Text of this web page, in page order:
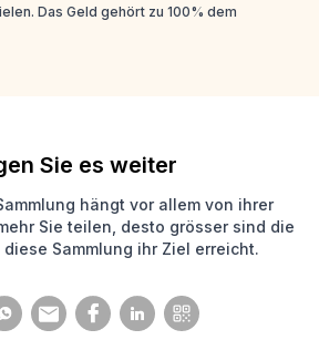
Das Geld gehört zu 100% dem
Sie es weiter
hängt vor allem von ihrer
Sie teilen, desto grösser sind die
Sammlung ihr Ziel erreicht.